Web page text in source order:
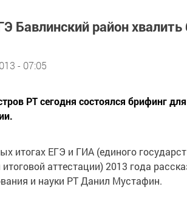
Бавлинский район
- 07:05
РТ сегодня состоялся брифинг
итогах ЕГЭ и ГИА (единого
итоговой аттестации) 2013 года
и науки РТ Данил Мустафин.